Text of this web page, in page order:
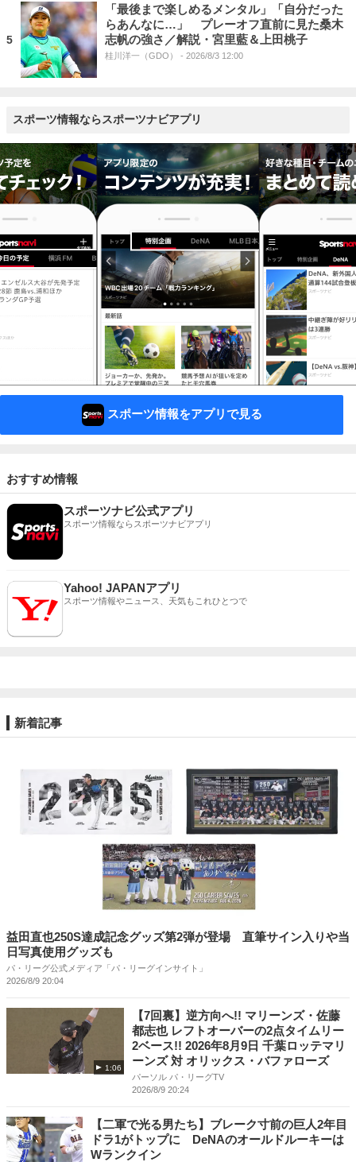
5
「最後まで楽しめるメンタル」「自分だった
らあんなに…」 プレーオフ直前に見た桑木
志帆の強さ／解説・宮里藍＆上田桃子
桂川洋一（GDO） - 2026/8/3 12:00
スポーツ情報ならスポーツナビアプリ
スポーツ情報をアプリで見る
おすすめ情報
スポーツナビ公式アプリ
スポーツ情報ならスポーツナビアプリ
Yahoo! JAPANアプリ
スポーツ情報やニュース、天気もこれひとつで
新着記事
益田直也250S達成記念グッズ第2弾が登場 直筆サイン入りや当
日写真使用グッズも
パ・リーグ公式メディア「パ・リーグインサイト」
2026/8/9 20:04
1:06
【7回裏】逆方向へ!! マリーンズ・佐藤
都志也 レフトオーバーの2点タイムリー
2ベース!! 2026年8月9日 千葉ロッテマリ
ーンズ 対 オリックス・バファローズ
パーソル パ・リーグTV
2026/8/9 20:24
【二軍で光る男たち】ブレーク寸前の巨人2年目
ドラ1がトップに DeNAのオールドルーキーは
Wランクイン